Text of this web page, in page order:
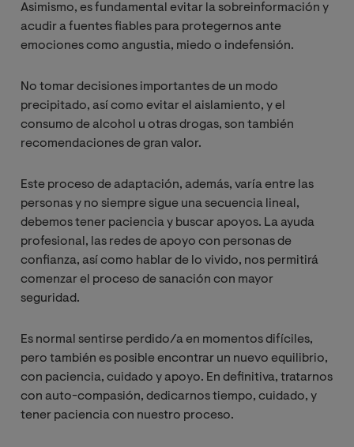
Asimismo, es fundamental evitar la sobreinformación y
acudir a fuentes fiables para protegernos ante
emociones como angustia, miedo o indefensión.
No tomar decisiones importantes de un modo
precipitado, así como evitar el aislamiento, y el
consumo de alcohol u otras drogas, son también
recomendaciones de gran valor.
Este proceso de adaptación, además, varía entre las
personas y no siempre sigue una secuencia lineal,
debemos tener paciencia y buscar apoyos. La ayuda
profesional, las redes de apoyo con personas de
confianza, así como hablar de lo vivido, nos permitirá
comenzar el proceso de sanación con mayor
seguridad.
Es normal sentirse perdido/a en momentos difíciles,
pero también es posible encontrar un nuevo equilibrio,
con paciencia, cuidado y apoyo. En definitiva, tratarnos
con auto-compasión, dedicarnos tiempo, cuidado, y
tener paciencia con nuestro proceso.